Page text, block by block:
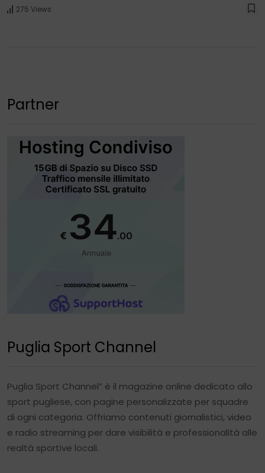
275 Views
Partner
Puglia Sport Channel
Puglia Sport Channel” è il magazine online dedicato allo
sport pugliese, con pagine personalizzate per squadre
di ogni categoria. Offriamo contenuti giornalistici, video
e radio streaming per dare visibilità e professionalità alle
realtà sportive locali.